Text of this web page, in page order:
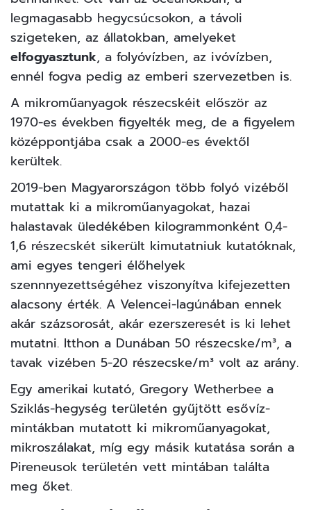
legmagasabb hegycsúcsokon, a távoli
szigeteken, az állatokban, amelyeket
elfogyasztunk, a folyóvízben, az ivóvízben,
ennél fogva pedig az emberi szervezetben is.
A mikroműanyagok részecskéit először az
1970-es években figyelték meg, de a figyelem
középpontjába csak a 2000-es évektől
kerültek.
2019-ben Magyarországon több folyó vizéből
mutattak ki a mikroműanyagokat, hazai
halastavak üledékében kilogrammonként 0,4-
1,6 részecskét sikerült kimutatniuk kutatóknak,
ami egyes tengeri élőhelyek
szennnyezettségéhez viszonyítva kifejezetten
alacsony érték. A Velencei-lagúnában ennek
akár százsorosát, akár ezerszeresét is ki lehet
mutatni. Itthon a Dunában 50 részecske/m³, a
tavak vizében 5-20 részecske/m³ volt az arány.
Egy amerikai kutató, Gregory Wetherbee a
Sziklás-hegység területén gyűjtött esővíz-
mintákban mutatott ki mikroműanyagokat,
mikroszálakat, míg egy másik kutatása során a
Pireneusok területén vett mintában találta
meg őket.